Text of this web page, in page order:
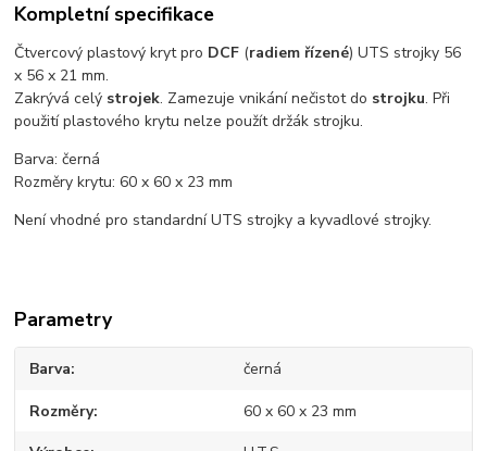
Kompletní specifikace
Čtvercový plastový kryt pro DCF (radiem řízené) UTS strojky 56
x 56 x 21 mm.
Zakrývá celý strojek. Zamezuje vnikání nečistot do strojku. Při
použití plastového krytu nelze použít držák strojku.
Barva: černá
Rozměry krytu: 60 x 60 x 23 mm
Není vhodné pro standardní UTS strojky a kyvadlové strojky.
Parametry
Barva černá
Rozměry 60 x 60 x 23 mm